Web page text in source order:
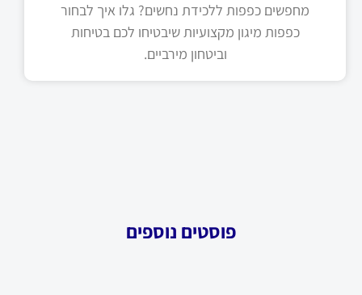
מחפשים כפפות ללכידת נחשים? גלו איך לבחור
כפפות מיגון מקצועיות שיבטיחו לכם בטיחות
וביטחון מירביים.
פוסטים נוספים